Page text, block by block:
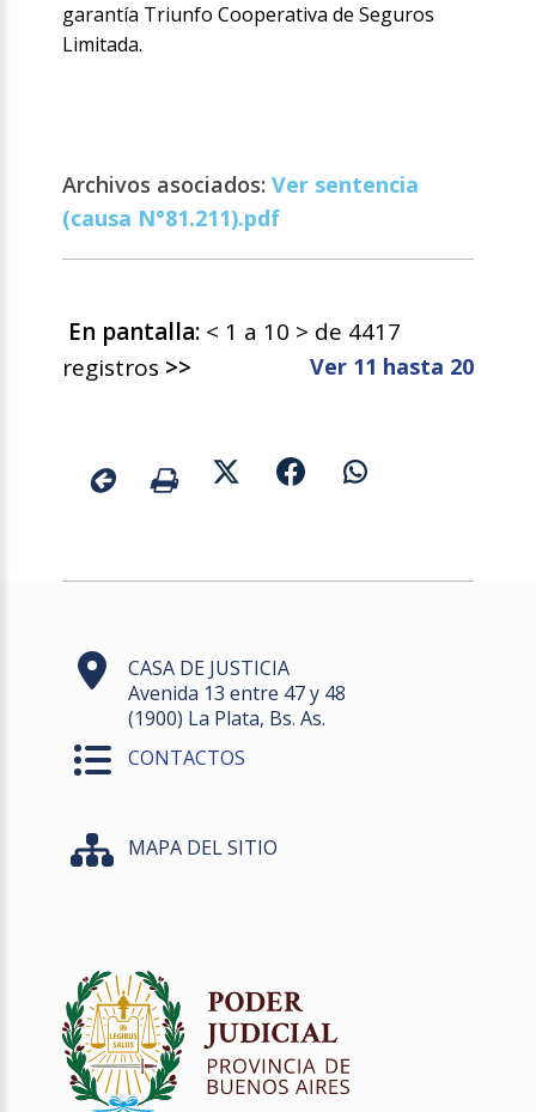
garantía Triunfo Cooperativa de Seguros
Limitada.
Archivos asociados:Ver sentencia
(causa N°81.211).pdf
En pantalla: < 1 a 10 > de 4417
registros
Ver 11 hasta 20
>>
CASA DE JUSTICIA
Avenida 13 entre 47 y 48
(1900) La Plata, Bs. As.
CONTACTOS
MAPA DEL SITIO